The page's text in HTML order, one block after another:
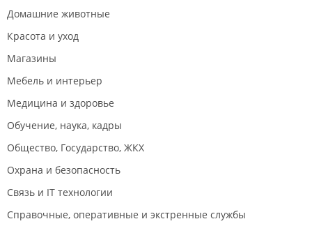
Домашние животные
Красота и уход
Магазины
Мебель и интерьер
Медицина и здоровье
Обучение, наука, кадры
Общество, Государство, ЖКХ
Охрана и безопасность
Связь и IT технологии
Справочные, оперативные и экстренные службы